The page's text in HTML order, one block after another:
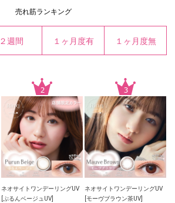
売れ筋ランキング
２週間 １ヶ月度有 １ヶ月度無
ネオサイトワンデーリングUV
[ぷるんベージュUV]
ネオサイトワンデーリングUV
[モーヴブラウン茶UV]